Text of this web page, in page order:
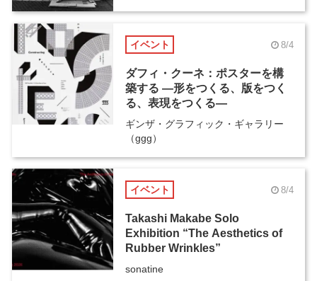
イベント 8/4
ダフィ・クーネ：ポスターを構
築する ―形をつくる、版をつく
る、表現をつくる―
ギンザ・グラフィック・ギャラリー
（ggg）
イベント 8/4
Takashi Makabe Solo
Exhibition “The Aesthetics of
Rubber Wrinkles”
sonatine